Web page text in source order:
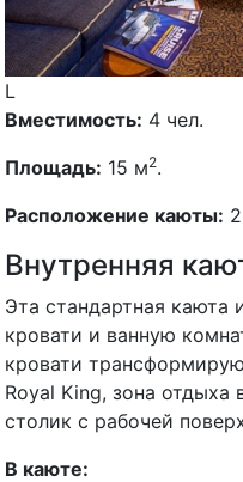
L
Вместимость: 4 чел.
Площадь: 15 м2.
Расположение каюты:
Внутренняя
Эта стандартная каюта
кровати и ванную
кровати
Royal King, зона отдыха
столик с рабочей
В каюте: